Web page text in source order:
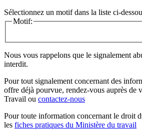
Sélectionnez un motif dans la liste ci-
Motif:
Nous vous rappelons que le signalement
interdit.
Pour tout signalement concernant des
offre déjà pourvue, rendez-vous auprès de
Travail ou contactez-nous
Pour toute information concernant le droit
les fiches pratiques du Ministère du travail